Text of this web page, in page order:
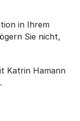
in Ihrem
Sie nicht,
Katrin Hamann
.